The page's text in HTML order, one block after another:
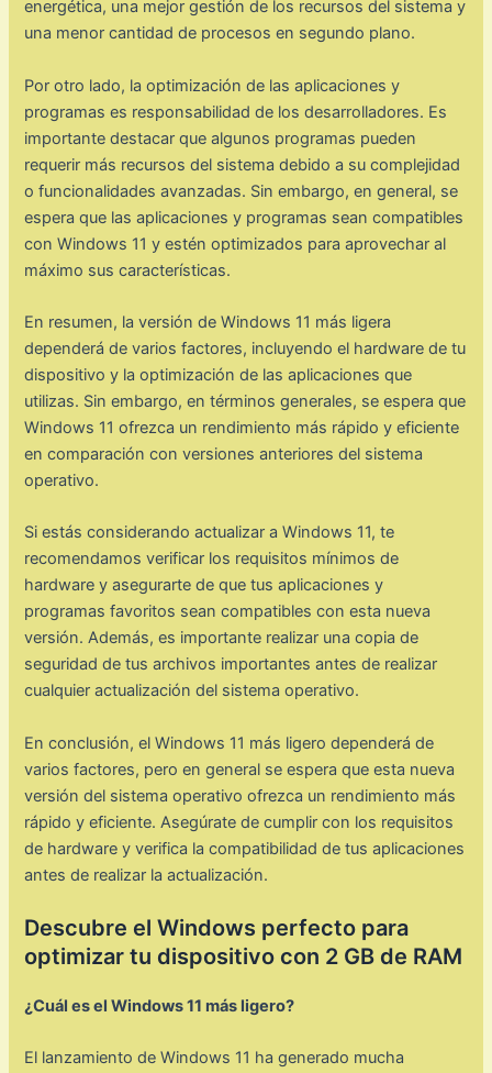
energética, una mejor gestión de los recursos del sistema y
una menor cantidad de procesos en segundo plano.
Por otro lado, la optimización de las aplicaciones y
programas es responsabilidad de los desarrolladores. Es
importante destacar que algunos programas pueden
requerir más recursos del sistema debido a su complejidad
o funcionalidades avanzadas. Sin embargo, en general, se
espera que las aplicaciones y programas sean compatibles
con Windows 11 y estén optimizados para aprovechar al
máximo sus características.
En resumen, la versión de Windows 11 más ligera
dependerá de varios factores, incluyendo el hardware de tu
dispositivo y la optimización de las aplicaciones que
utilizas. Sin embargo, en términos generales, se espera que
Windows 11 ofrezca un rendimiento más rápido y eficiente
en comparación con versiones anteriores del sistema
operativo.
Si estás considerando actualizar a Windows 11, te
recomendamos verificar los requisitos mínimos de
hardware y asegurarte de que tus aplicaciones y
programas favoritos sean compatibles con esta nueva
versión. Además, es importante realizar una copia de
seguridad de tus archivos importantes antes de realizar
cualquier actualización del sistema operativo.
En conclusión, el Windows 11 más ligero dependerá de
varios factores, pero en general se espera que esta nueva
versión del sistema operativo ofrezca un rendimiento más
rápido y eficiente. Asegúrate de cumplir con los requisitos
de hardware y verifica la compatibilidad de tus aplicaciones
antes de realizar la actualización.
Descubre el Windows perfecto para
optimizar tu dispositivo con 2 GB de RAM
¿Cuál es el Windows 11 más ligero?
El lanzamiento de Windows 11 ha generado mucha